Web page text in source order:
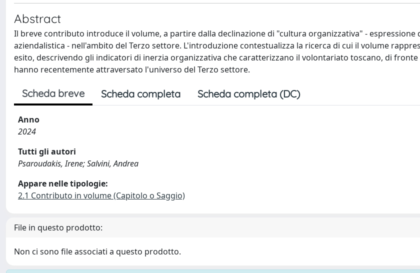
Abstract
Il breve contributo introduce il volume, a partire dalla declinazione di "cultura organizzativa" - espressione
aziendalistica - nell'ambito del Terzo settore. L'introduzione contestualizza la ricerca di cui il volume
esito, descrivendo gli indicatori di inerzia organizzativa che caratterizzano il volontariato toscano, di
hanno recentemente attraversato l'universo del Terzo settore.
Scheda breve Scheda completa Scheda completa (DC)
Anno
2024
Tutti gli autori
Psaroudakis, Irene; Salvini, Andrea
Appare nelle tipologie:
2.1 Contributo in volume (Capitolo o Saggio)
File in questo prodotto:
Non ci sono file associati a questo prodotto.